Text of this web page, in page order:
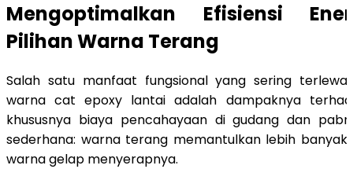
Mengoptimalkan Efisiensi
Pilihan Warna Terang
Salah satu manfaat fungsional yang sering
warna cat epoxy lantai adalah dampaknya
khususnya biaya pencahayaan di gudang dan
sederhana: warna terang memantulkan lebih
warna gelap menyerapnya.